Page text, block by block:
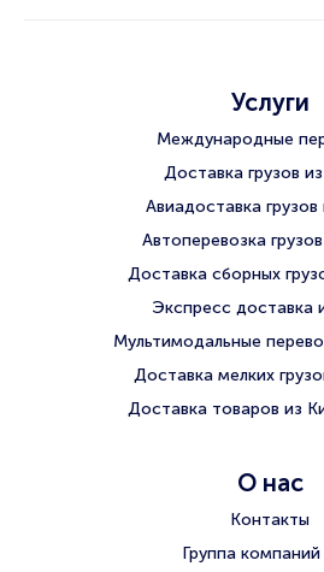
Услуги
Международные
Доставка грузов
Авиадоставка грузов
Автоперевозка
Доставка сборных
Экспресс доставка
Мультимодальные
Доставка мелких
Доставка товаров из
О нас
Контакты
Группа